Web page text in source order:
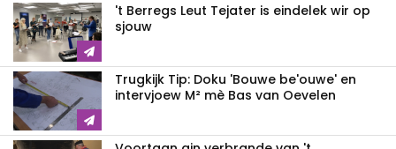
't Berregs Leut Tejater is eindelek wir op
sjouw
Trugkijk Tip: Doku 'Bouwe be'ouwe' en
intervjoew M² mè Bas van Oevelen